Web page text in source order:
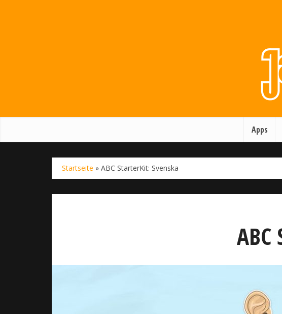
Apps
Startseite » ABC StarterKit: Svenska